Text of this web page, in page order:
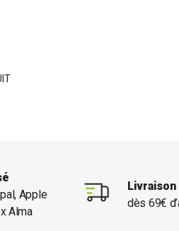
Apple
Alma
dès 69€